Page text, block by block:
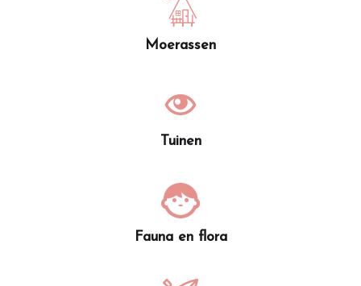
Moerassen
Tuinen
Fauna en flora